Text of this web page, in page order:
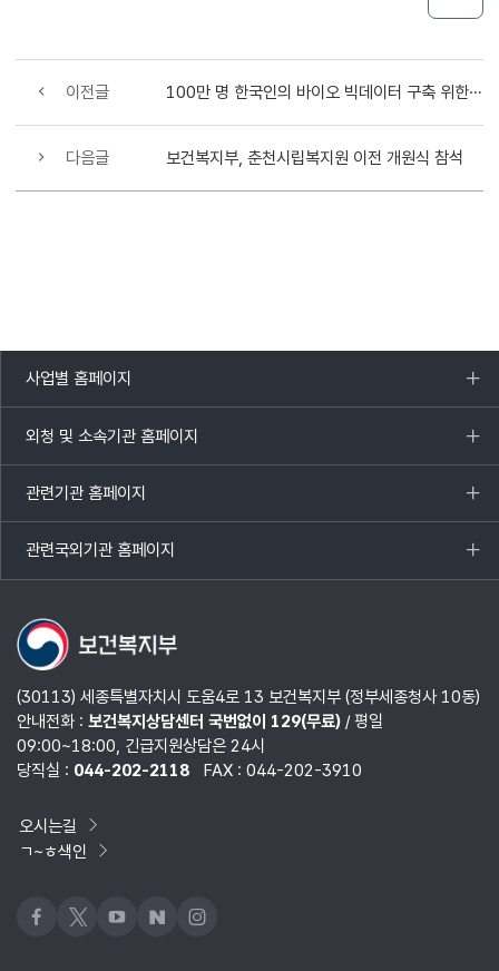
이전글 100만 명 한국인의 바이오 빅데이터 구축 위한 사업단 본격 운영 개시
다음글 보건복지부, 춘천시립복지원 이전 개원식 참석
사업별 홈페이지
목록
열기
외청 및 소속기관 홈페이지
목록
열기
관련기관 홈페이지
목록
열기
관련국외기관 홈페이지
목록
열기
(30113) 세종특별자치시 도움4로 13 보건복지부 (정부세종청사 10동)
안내전화 : 보건복지상담센터 국번없이 129(무료)/ 평일
09:00~18:00, 긴급지원상담은 24시
당직실 : 044-202-2118 FAX : 044-202-3910
오시는길
ㄱ~ㅎ색인
페이스북
x 유튜브네이버블로그
인스타그램